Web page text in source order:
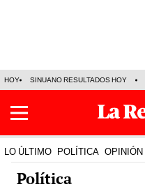
HOY SINUANO RESULTADOS HOY
LO ÚLTIMO POLÍTICA OPINIÓN
Política